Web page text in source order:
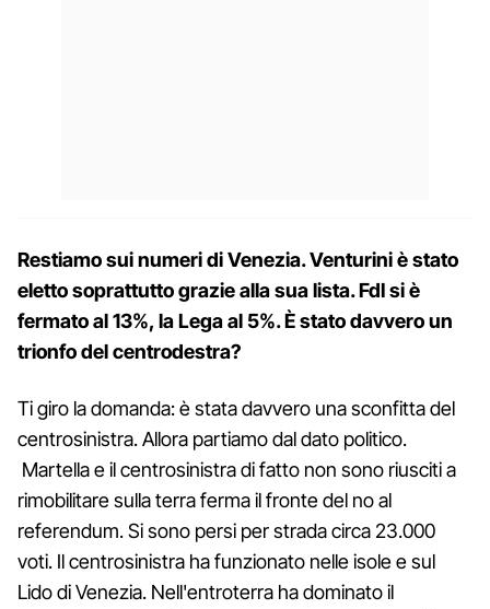
Restiamo sui numeri di Venezia. Venturini è stato
eletto soprattutto grazie alla sua lista. FdI si è
fermato al 13%, la Lega al 5%. È stato davvero un
trionfo del centrodestra?
Ti giro la domanda: è stata davvero una sconfitta del
centrosinistra. Allora partiamo dal dato politico.
Martella e il centrosinistra di fatto non sono riusciti a
rimobilitare sulla terra ferma il fronte del no al
referendum. Si sono persi per strada circa 23.000
voti. Il centrosinistra ha funzionato nelle isole e sul
Lido di Venezia. Nell'entroterra ha dominato il